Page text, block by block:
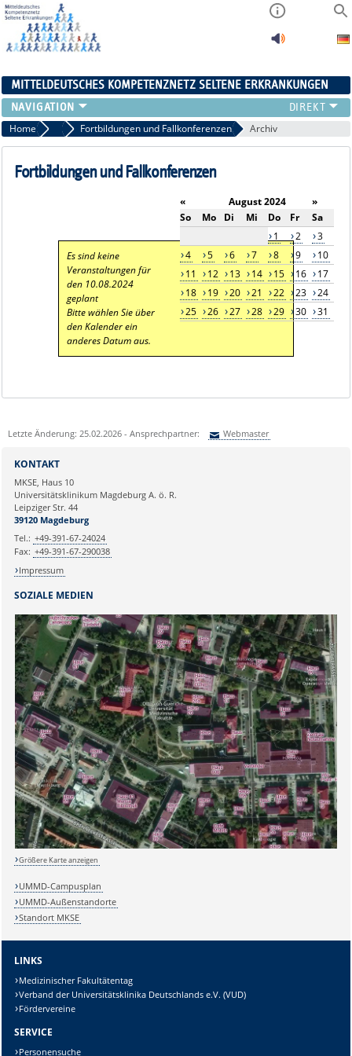
MITTELDEUTSCHES KOMPETENZNETZ SELTENE ERKRANKUNGEN
ÜBERSICHT
A-ZENTRUM
FACHZENTREN
AKTUELLES
Home AktuellesFortbildungen und Fallkonferenzen Archiv
Fortbildungen und Fallkonferenzen
« August 2024
»
So
Mo Di Mi Do Fr
Sa
1
2
3
4
5 6 7 8 9
10
11
12 13 14 15 16
17
18
19 20 21 22 23
24
25
26 27 28 29 30 31
Es sind keine
Veranstaltungen für
den 10.08.2024
geplant
Bitte wählen Sie über
den Kalender ein
anderes Datum aus.
Letzte Änderung: 25.02.2026 - Ansprechpartner: Webmaster
Ihre E-Mailadresse:
Ihr Anliegen:
Sicherheitsabfrage:
SOZIALE MEDIEN
KONTAKT
MKSE, Haus 10
Universitätsklinikum Magdeburg A. ö. R.
Leipziger Str. 44
39120 Magdeburg
Tel.: +49-391-67-24024
Fax: +49-391-67-290038
Impressum
Größere Karte anzeigen
UMMD-Campusplan
UMMD-Außenstandorte
Standort MKSE
LINKS
Medizinischer Fakultätentag
Verband der Universitätsklinika Deutschlands e.V. (VUD)
Fördervereine
SERVICE
Personensuche